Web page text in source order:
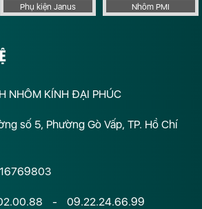
Phụ kiện Janus Nhôm PMI
NHÔM KÍNH ĐẠI PHÚC
số 5, Phường Gò Vấp, TP. Hồ Chí
- 09.22.24.66.99